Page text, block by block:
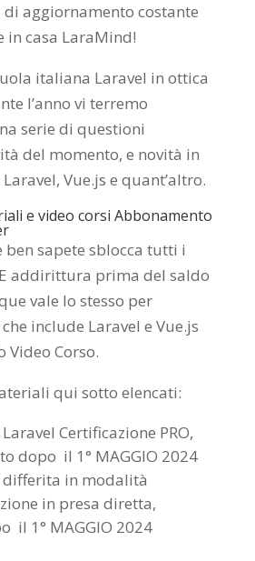
aggiornamento costante
in casa LaraMind!
italiana Laravel in ottica
l’anno vi terremo
serie di questioni
del momento, e novità in
Vue.js e quant’altro.
e video corsi Abbonamento
ben sapete sblocca tutti i
addirittura prima del saldo
vale lo stesso per
include Laravel e Vue.js
Video Corso.
qui sotto elencati:
Certificazione PRO,
dopo il 1° MAGGIO 2024
in modalità
in presa diretta,
il 1° MAGGIO 2024